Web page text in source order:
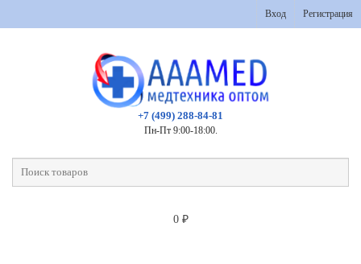
Вход Регистрация
+7 (499) 288-84-81
Пн-Пт 9:00-18:00.
0 ₽